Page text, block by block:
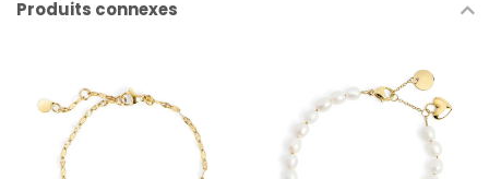
Produits connexes